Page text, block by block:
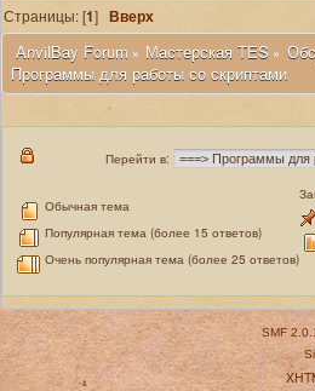
Страницы: [1]Вверх
AnvilBay Forum » Мастерская TES »
Программы для работы со скриптами
Перейти в:
Обычная тема
Популярная тема (более 15 ответов)
Очень популярная тема (более 25 ответов)
SMF